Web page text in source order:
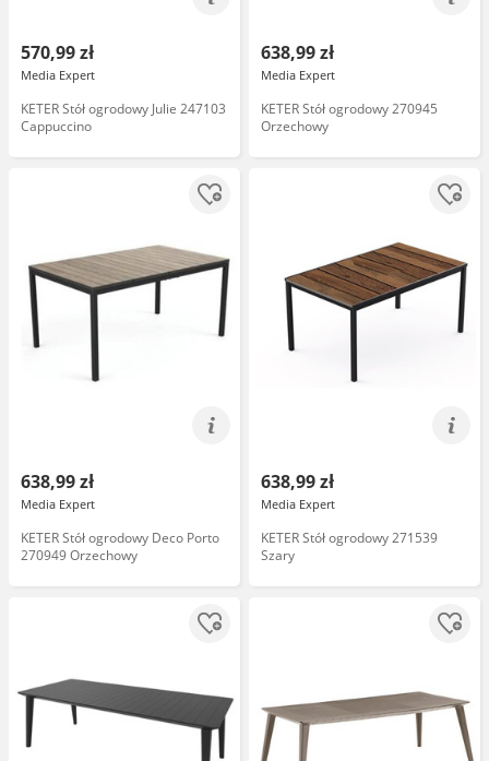
570,99 zł
Media Expert
KETER Stół ogrodowy Julie 247103
Cappuccino
638,99 zł
Media Expert
KETER Stół ogrodowy 270945
Orzechowy
638,99 zł
Media Expert
KETER Stół ogrodowy Deco Porto
270949 Orzechowy
638,99 zł
Media Expert
KETER Stół ogrodowy 271539
Szary